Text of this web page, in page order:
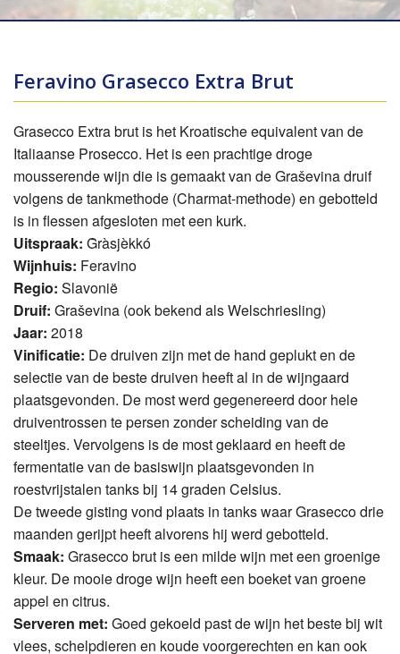
Feravino Grasecco Extra Brut
Grasecco Extra brut is het Kroatische equivalent van de
Italiaanse Prosecco. Het is een prachtige droge
mousserende wijn die is gemaakt van de Graševina druif
volgens de tankmethode (Charmat-methode) en gebotteld
is in flessen afgesloten met een kurk.
Uitspraak: Ḡràsjèkkó
Wijnhuis: Feravino
Regio: Slavonië
Druif: Graševina (ook bekend als Welschriesling)
Jaar: 2018
Vinificatie: De druiven zijn met de hand geplukt en de
selectie van de beste druiven heeft al in de wijngaard
plaatsgevonden. De most werd gegenereerd door hele
druiventrossen te persen zonder scheiding van de
steeltjes. Vervolgens is de most geklaard en heeft de
fermentatie van de basiswijn plaatsgevonden in
roestvrijstalen tanks bij 14 graden Celsius.
De tweede gisting vond plaats in tanks waar Grasecco drie
maanden gerijpt heeft alvorens hij werd gebotteld.
Smaak: Grasecco brut is een milde wijn met een groenige
kleur. De mooie droge wijn heeft een boeket van groene
appel en citrus.
Serveren met: Goed gekoeld past de wijn het beste bij wit
vlees, schelpdieren en koude voorgerechten en kan ook